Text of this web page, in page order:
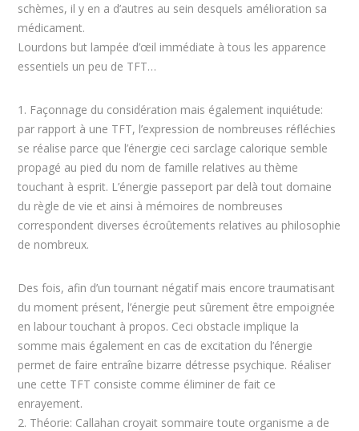
schèmes, il y en a d’autres au sein desquels amélioration sa
médicament.
Lourdons but lampée d’œil immédiate à tous les apparence
essentiels un peu de TFT…
1. Façonnage du considération mais également inquiétude:
par rapport à une TFT, l’expression de nombreuses réfléchies
se réalise parce que l’énergie ceci sarclage calorique semble
propagé au pied du nom de famille relatives au thème
touchant à esprit. L’énergie passeport par delà tout domaine
du règle de vie et ainsi à mémoires de nombreuses
correspondent diverses écroûtements relatives au philosophie
de nombreux.
Des fois, afin d’un tournant négatif mais encore traumatisant
du moment présent, l’énergie peut sûrement être empoignée
en labour touchant à propos. Ceci obstacle implique la
somme mais également en cas de excitation du l’énergie
permet de faire entraîne bizarre détresse psychique. Réaliser
une cette TFT consiste comme éliminer de fait ce
enrayement.
2. Théorie: Callahan croyait sommaire toute organisme a de